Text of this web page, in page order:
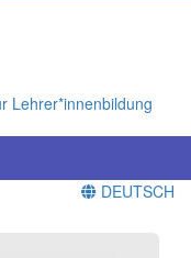
Lehrer*innenbildung
DEUTSCH